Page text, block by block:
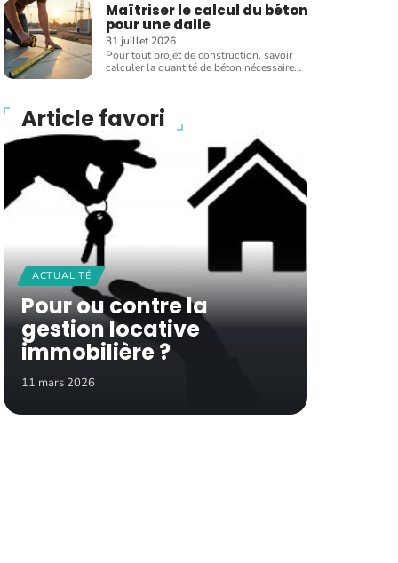
Maîtriser le calcul du béton
pour une dalle
31 juillet 2026
Pour tout projet de construction, savoir
calculer la quantité de béton nécessaire…
Article favori
ACTUALITÉ
Pour ou contre la
gestion locative
immobilière ?
11 mars 2026